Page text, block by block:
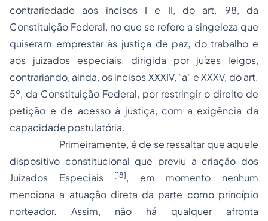
contrariedade aos incisos I e II, do art. 98, da
Constituição Federal, no que se refere a singeleza que
quiseram emprestar às justiça de paz, do trabalho e
aos juizados especiais, dirigida por juízes leigos,
contrariando, ainda, os incisos XXXIV, "a" e XXXV, do art.
5º, da Constituição Federal, por restringir o direito de
petição e de acesso à justiça, com a exigência da
capacidade postulatória.
Primeiramente, é de se ressaltar que aquele
dispositivo constitucional que previu a criação dos
Juizados Especiais
[18], em momento nenhum
menciona a atuação direta da parte como princípio
norteador. Assim, não há qualquer afronta